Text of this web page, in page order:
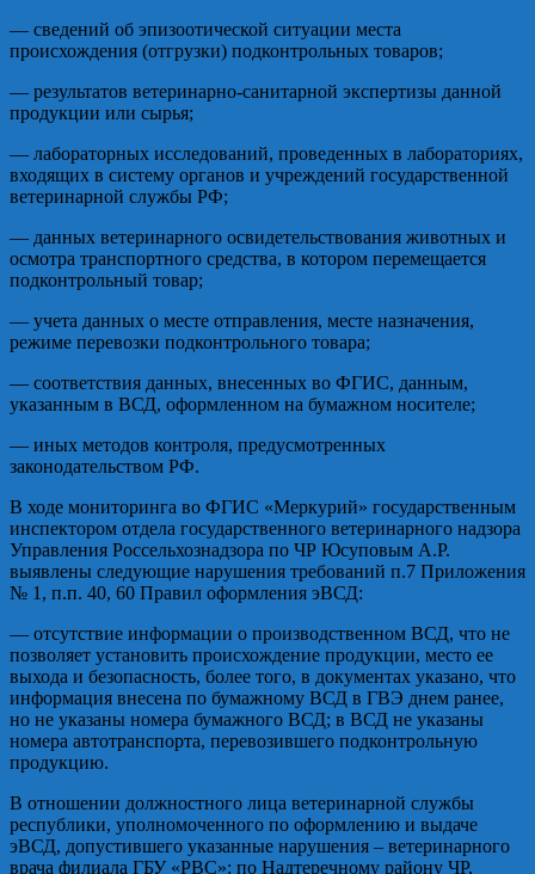
— сведений об эпизоотической ситуации места
происхождения (отгрузки) подконтрольных товаров;
— результатов ветеринарно-санитарной экспертизы данной
продукции или сырья;
— лабораторных исследований, проведенных в лабораториях,
входящих в систему органов и учреждений государственной
ветеринарной службы РФ;
— данных ветеринарного освидетельствования животных и
осмотра транспортного средства, в котором перемещается
подконтрольный товар;
— учета данных о месте отправления, месте назначения,
режиме перевозки подконтрольного товара;
— соответствия данных, внесенных во ФГИС, данным,
указанным в ВСД, оформленном на бумажном носителе;
— иных методов контроля, предусмотренных
законодательством РФ.
В ходе мониторинга во ФГИС «Меркурий» государственным
инспектором отдела государственного ветеринарного надзора
Управления Россельхознадзора по ЧР Юсуповым А.Р.
выявлены следующие нарушения требований п.7 Приложения
№ 1, п.п. 40, 60 Правил оформления эВСД:
— отсутствие информации о производственном ВСД, что не
позволяет установить происхождение продукции, место ее
выхода и безопасность, более того, в документах указано, что
информация внесена по бумажному ВСД в ГВЭ днем ранее,
но не указаны номера бумажного ВСД; в ВСД не указаны
номера автотранспорта, перевозившего подконтрольную
продукцию.
В отношении должностного лица ветеринарной службы
республики, уполномоченного по оформлению и выдаче
эВСД, допустившего указанные нарушения – ветеринарного
врача филиала ГБУ «РВС»: по Надтеречному району ЧР,